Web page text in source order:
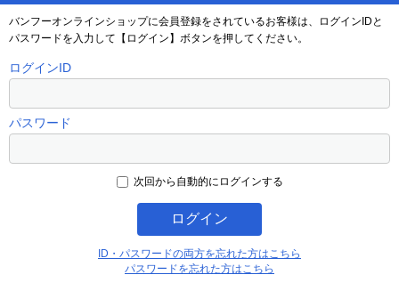
バンフーオンラインショップに会員登録をされているお客様は、ログインIDと
パスワードを入力して【ログイン】ボタンを押してください。
ログインID
パスワード
次回から自動的にログインする
ログイン
ID・パスワードの両方を忘れた方はこちら
パスワードを忘れた方はこちら